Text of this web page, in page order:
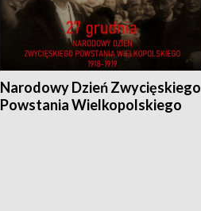
Narodowy Dzień Zwycięskiego
Powstania Wielkopolskiego